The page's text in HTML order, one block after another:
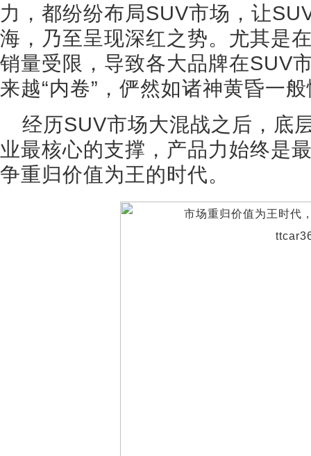
力，都纷纷布局SUV市场，让
海，乃至呈现深红之势。尤其是
销量受限，导致各大品牌在SUV
来越“内卷”，俨然如诸神黄昏一
经历SUV市场大混战之后，底
业最核心的支撑，产品力始终是
争重归价值为王的时代。